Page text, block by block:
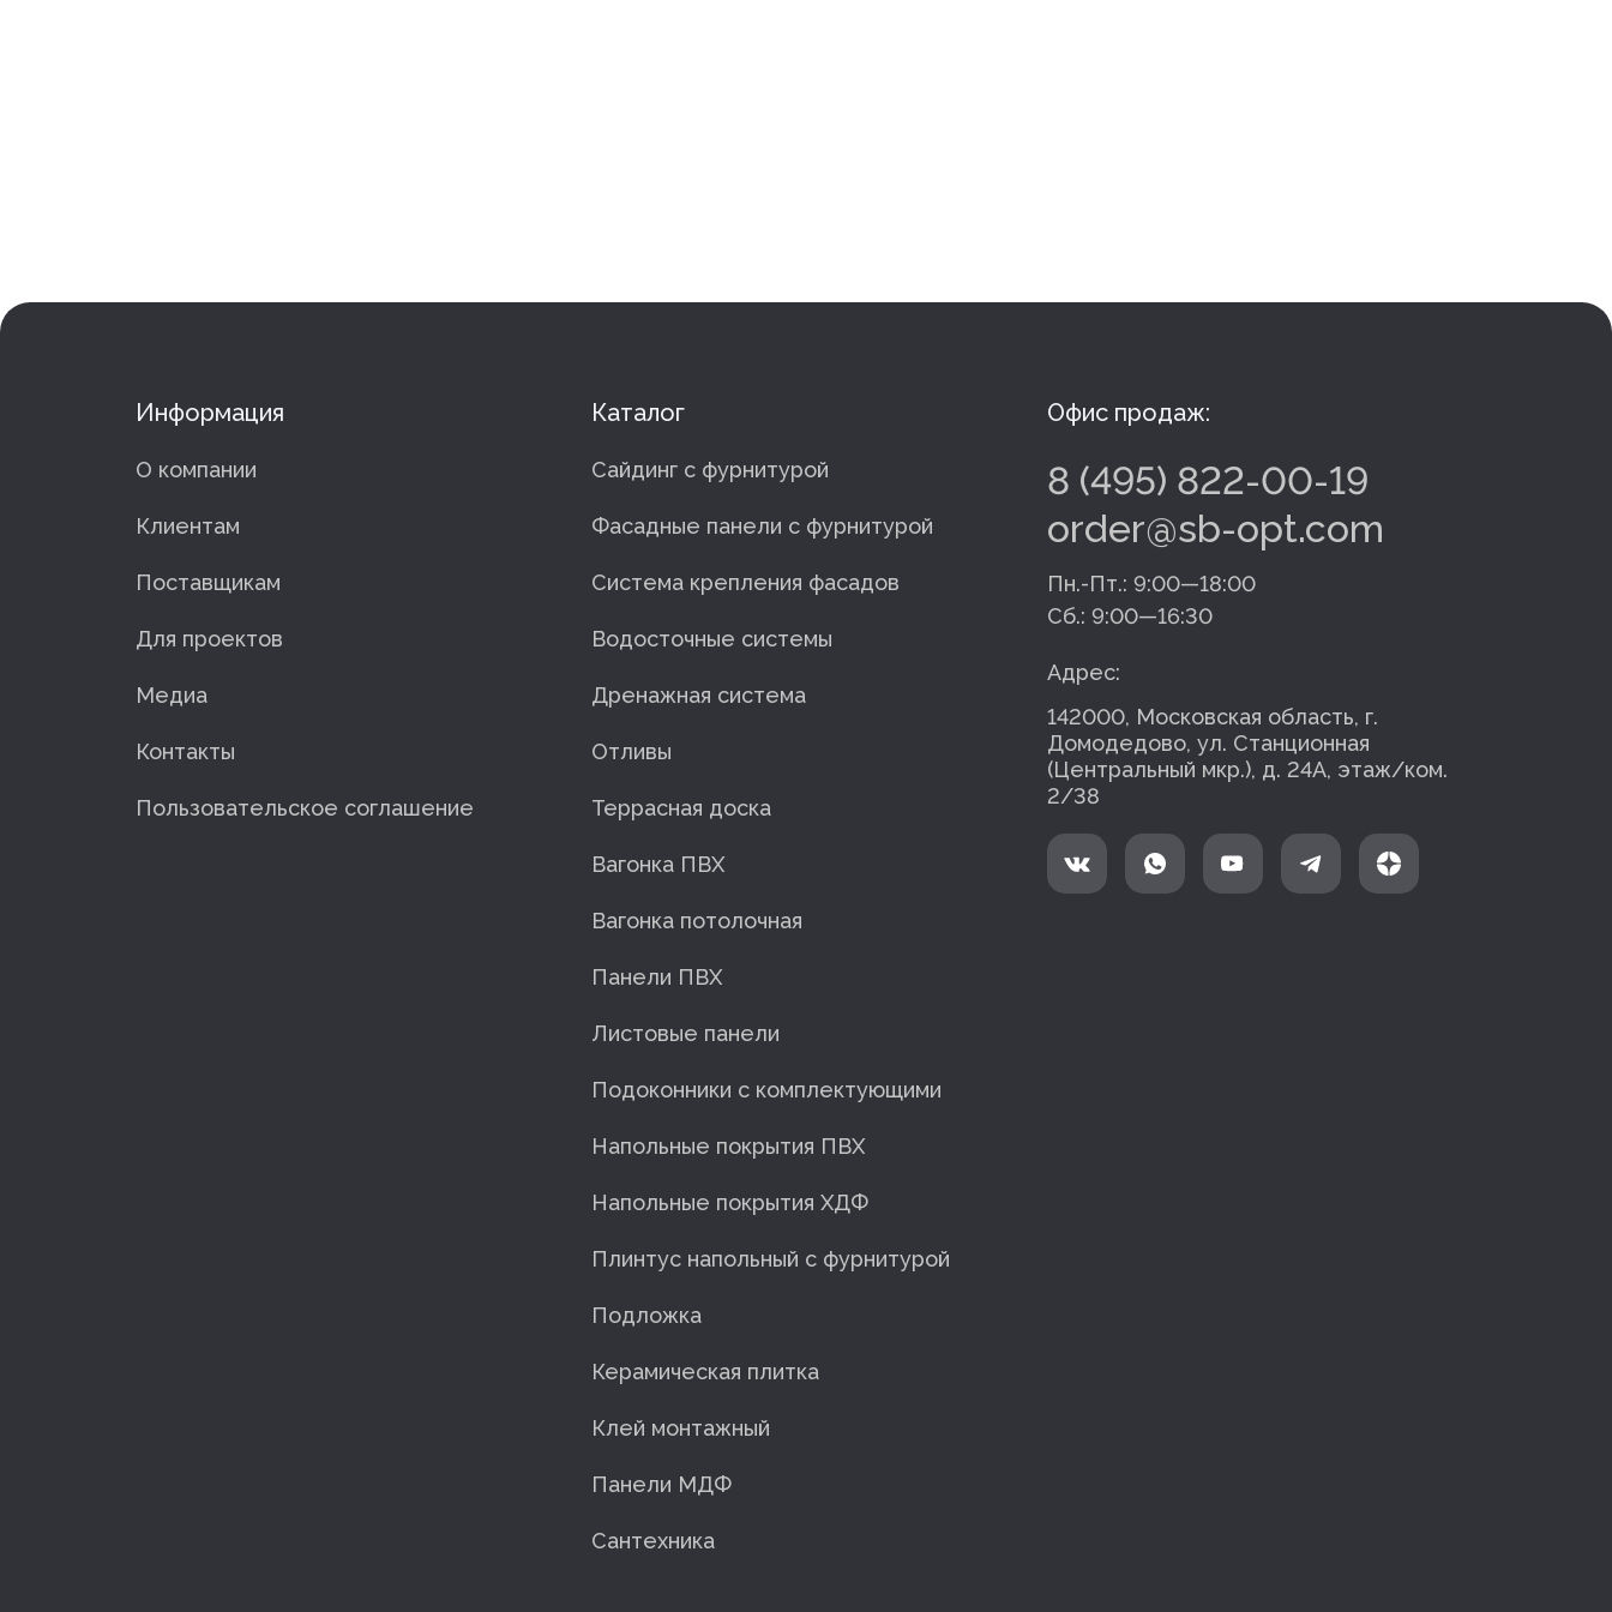
Информация
О компании
Клиентам
Поставщикам
Для проектов
Медиа
Контакты
Пользовательское соглашение
Каталог
Сайдинг с фурнитурой
Фасадные панели с фурнитурой
Система крепления фасадов
Водосточные системы
Дренажная система
Отливы
Террасная доска
Вагонка ПВХ
Вагонка потолочная
Панели ПВХ
Листовые панели
Подоконники с комплектующими
Напольные покрытия ПВХ
Напольные покрытия ХДФ
Плинтус напольный с фурнитурой
Подложка
Керамическая плитка
Клей монтажный
Панели МДФ
Сантехника
Офис продаж:
8 (495) 822-00-19
order@sb-opt.com
Пн.-Пт.: 9:00—18:00
Сб.: 9:00—16:30
Адрес:
142000, Московская область, г.
Домодедово, ул. Станционная
(Центральный мкр.), д. 24А, этаж/ком.
2/38